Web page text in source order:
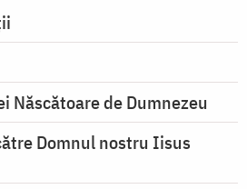
Născătoare de Dumnezeu
Domnul nostru Iisus